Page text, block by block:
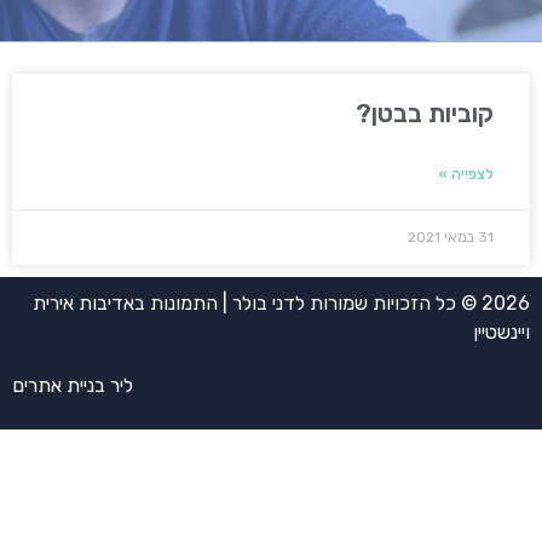
קוביות בבטן?
לצפייה »
31 במאי 2021
2026 © כל הזכויות שמורות לדני בולר | התמונות באדיבות אירית
ויינשטיין
ליר בניית אתרים